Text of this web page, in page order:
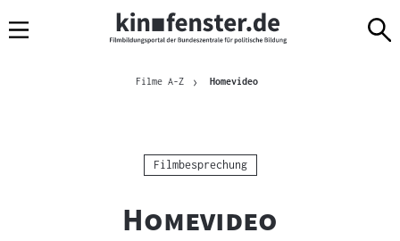
Navigation
zum
zur
BrotkrümelnavigationFilme A-Z HomevideoAktuelle Seite
Kategorie:
Filmbesprechung
"
Homevideo